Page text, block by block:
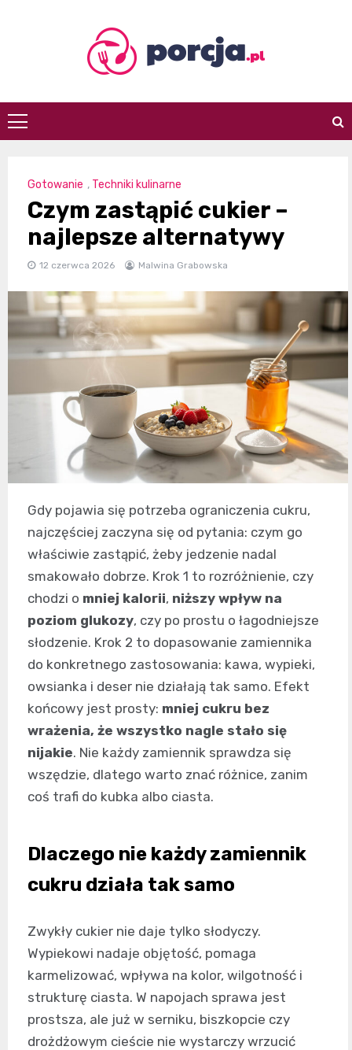
porcja.pl
Gotowanie , Techniki kulinarne
Czym zastąpić cukier –
najlepsze alternatywy
12 czerwca 2026 Malwina Grabowska
Gdy pojawia się potrzeba ograniczenia cukru,
najczęściej zaczyna się od pytania: czym go
właściwie zastąpić, żeby jedzenie nadal
smakowało dobrze. Krok 1 to rozróżnienie, czy
chodzi o mniej kalorii, niższy wpływ na
poziom glukozy, czy po prostu o łagodniejsze
słodzenie. Krok 2 to dopasowanie zamiennika
do konkretnego zastosowania: kawa, wypieki,
owsianka i deser nie działają tak samo. Efekt
końcowy jest prosty: mniej cukru bez
wrażenia, że wszystko nagle stało się
nijakie. Nie każdy zamiennik sprawdza się
wszędzie, dlatego warto znać różnice, zanim
coś trafi do kubka albo ciasta.
Dlaczego nie każdy zamiennik
cukru działa tak samo
Zwykły cukier nie daje tylko słodyczy.
Wypiekowi nadaje objętość, pomaga
karmelizować, wpływa na kolor, wilgotność i
strukturę ciasta. W napojach sprawa jest
prostsza, ale już w serniku, biszkopcie czy
drożdżowym cieście nie wystarczy wrzucić